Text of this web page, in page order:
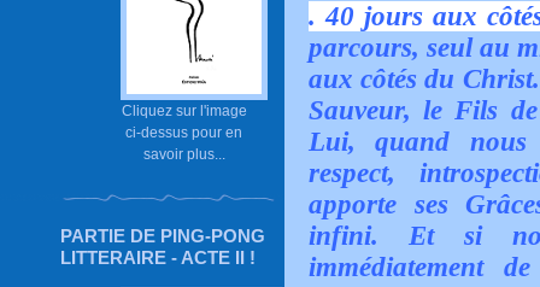
Cliquez sur l'image
ci-dessus pour en
savoir plus...
PARTIE DE PING-PONG
LITTERAIRE - ACTE II !
. 40 jours aux
parcours, seul au
aux côtés du
Sauveur, le Fils
Lui, quand nous
respect,
apporte ses
infini. Et si
immédiatement